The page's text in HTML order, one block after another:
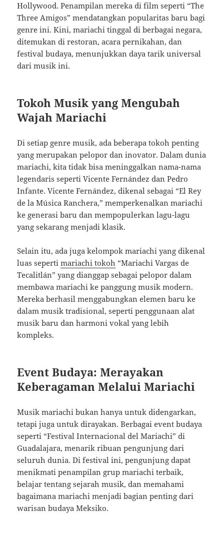
Hollywood. Penampilan mereka di film seperti “The
Three Amigos” mendatangkan popularitas baru bagi
genre ini. Kini, mariachi tinggal di berbagai negara,
ditemukan di restoran, acara pernikahan, dan
festival budaya, menunjukkan daya tarik universal
dari musik ini.
Tokoh Musik yang Mengubah
Wajah Mariachi
Di setiap genre musik, ada beberapa tokoh penting
yang merupakan pelopor dan inovator. Dalam dunia
mariachi, kita tidak bisa meninggalkan nama-nama
legendaris seperti Vicente Fernández dan Pedro
Infante. Vicente Fernández, dikenal sebagai “El Rey
de la Música Ranchera,” memperkenalkan mariachi
ke generasi baru dan mempopulerkan lagu-lagu
yang sekarang menjadi klasik.
Selain itu, ada juga kelompok mariachi yang dikenal
luas sepertimariachi tokoh “Mariachi Vargas de
Tecalitlán” yang dianggap sebagai pelopor dalam
membawa mariachi ke panggung musik modern.
Mereka berhasil menggabungkan elemen baru ke
dalam musik tradisional, seperti penggunaan alat
musik baru dan harmoni vokal yang lebih
kompleks.
Event Budaya: Merayakan
Keberagaman Melalui Mariachi
Musik mariachi bukan hanya untuk didengarkan,
tetapi juga untuk dirayakan. Berbagai event budaya
seperti “Festival Internacional del Mariachi” di
Guadalajara, menarik ribuan pengunjung dari
seluruh dunia. Di festival ini, pengunjung dapat
menikmati penampilan grup mariachi terbaik,
belajar tentang sejarah musik, dan memahami
bagaimana mariachi menjadi bagian penting dari
warisan budaya Meksiko.